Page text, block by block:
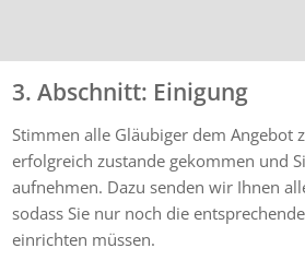
3. Abschnitt: Einigung
Stimmen alle Gläubiger dem Angebot
erfolgreich zustande gekommen und
aufnehmen. Dazu senden wir Ihnen
sodass Sie nur noch die
einrichten müssen.